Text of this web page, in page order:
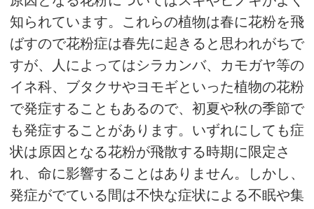
知られています。これらの植物は春に花粉を飛
ばすので花粉症は春先に起きると思われがちで
すが、人によってはシラカンバ、カモガヤ等の
イネ科、ブタクサやヨモギといった植物の花粉
で発症することもあるので、初夏や秋の季節で
も発症することがあります。いずれにしても症
状は原因となる花粉が飛散する時期に限定さ
れ、命に影響することはありません。しかし、
発症がでている間は不快な症状による不眠や集